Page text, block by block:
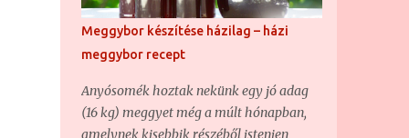
Meggybor készítése házilag – házi
meggybor recept
Anyósomék hoztak nekünk egy jó adag
(16 kg) meggyet még a múlt hónapban,
amelynek kisebbik részéből istenien